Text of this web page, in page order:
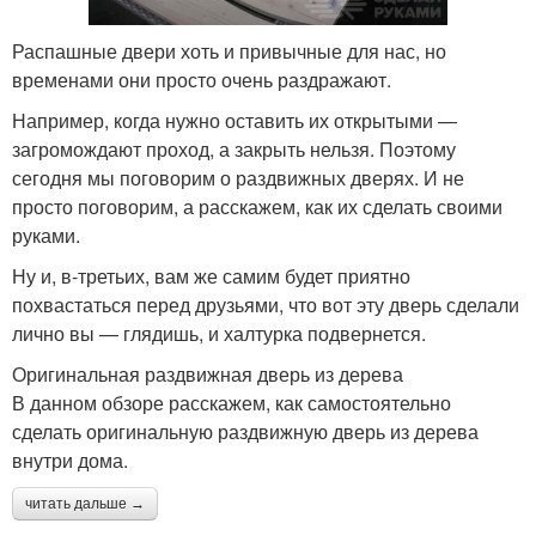
Распашные двери хоть и привычные для нас, но
временами они просто очень раздражают.
Например, когда нужно оставить их открытыми —
загромождают проход, а закрыть нельзя. Поэтому
сегодня мы поговорим о раздвижных дверях. И не
просто поговорим, а расскажем, как их сделать своими
руками.
Ну и, в-третьих, вам же самим будет приятно
похвастаться перед друзьями, что вот эту дверь сделали
лично вы — глядишь, и халтурка подвернется.
Оригинальная раздвижная дверь из дерева
В данном обзоре расскажем, как самостоятельно
сделать оригинальную раздвижную дверь из дерева
внутри дома.
читать дальше →